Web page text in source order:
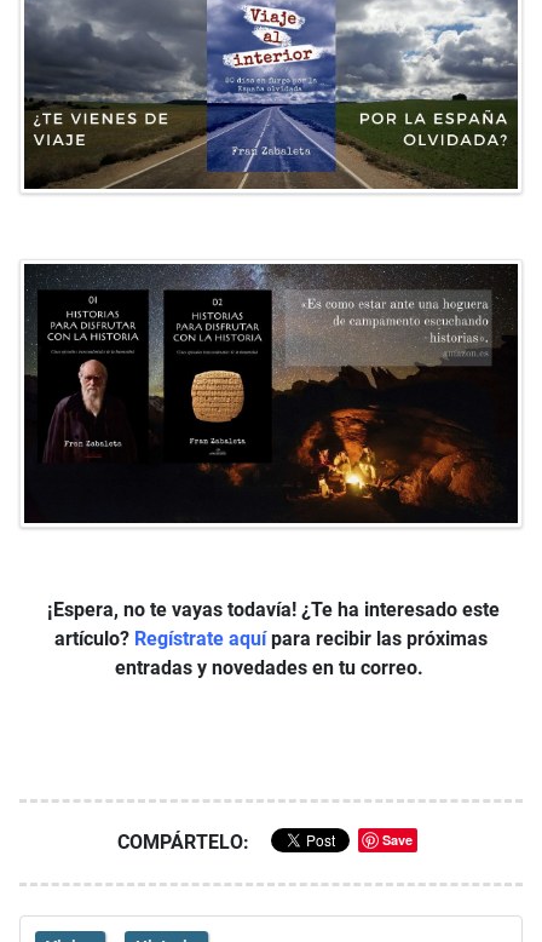
¡Espera, no te vayas todavía! ¿Te ha interesado este
artículo? Regístrate aquípara recibir las próximas
entradas y novedades en tu correo.
COMPÁRTELO: Save